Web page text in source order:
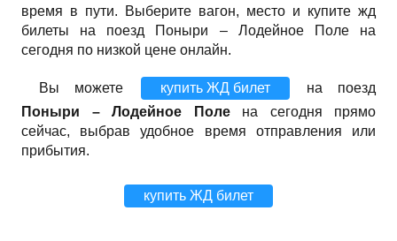
время в пути. Выберите вагон, место и купите жд
билеты на поезд Поныри – Лодейное Поле на
сегодня по низкой цене онлайн.
Вы можете купить ЖД билет
на поезд
Поныри – Лодейное Полена сегодня прямо
сейчас, выбрав удобное время отправления или
прибытия.
купить ЖД билет